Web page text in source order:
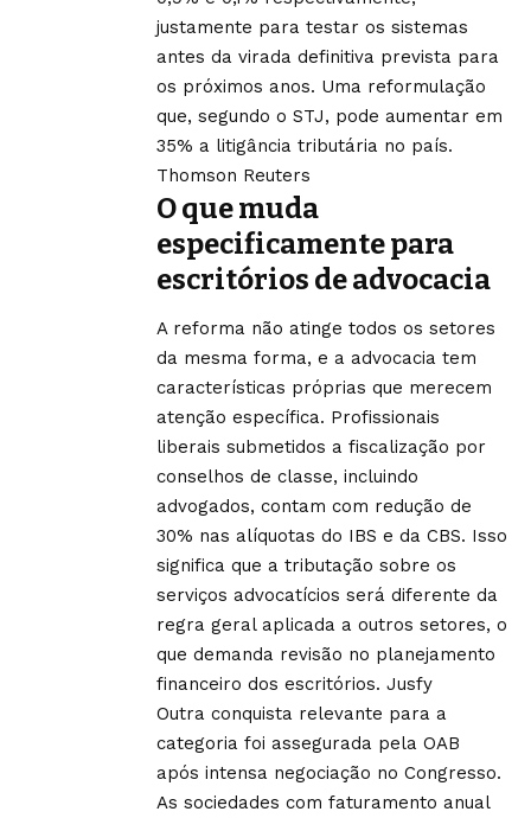
justamente para testar os sistemas
antes da virada definitiva prevista para
os próximos anos. Uma reformulação
que, segundo o STJ, pode aumentar em
35% a litigância tributária no país.
Thomson Reuters
O que muda
especificamente para
escritórios de advocacia
A reforma não atinge todos os setores
da mesma forma, e a advocacia tem
características próprias que merecem
atenção específica. Profissionais
liberais submetidos a fiscalização por
conselhos de classe, incluindo
advogados, contam com redução de
30% nas alíquotas do IBS e da CBS. Isso
significa que a tributação sobre os
serviços advocatícios será diferente da
regra geral aplicada a outros setores, o
que demanda revisão no planejamento
financeiro dos escritórios. Jusfy
Outra conquista relevante para a
categoria foi assegurada pela OAB
após intensa negociação no Congresso.
As sociedades com faturamento anual